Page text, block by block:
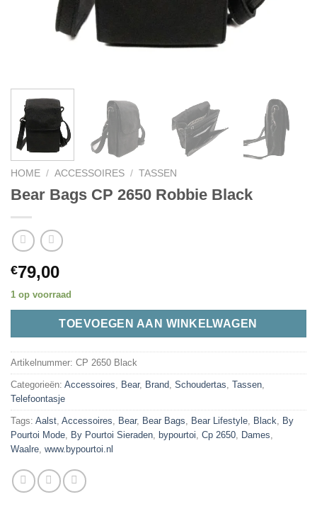
HOME / ACCESSOIRES / TASSEN
Bear Bags CP 2650 Robbie Black
€79,00
1 op voorraad
TOEVOEGEN AAN WINKELWAGEN
Artikelnummer: CP 2650 Black
Categorieën: Accessoires, Bear, Brand, Schoudertas, Tassen,
Telefoontasje
Tags: Aalst, Accessoires, Bear, Bear Bags, Bear Lifestyle, Black, By
Pourtoi Mode, By Pourtoi Sieraden, bypourtoi, Cp 2650, Dames,
Waalre, www.bypourtoi.nl